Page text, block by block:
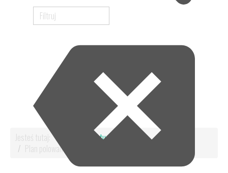
Jesteś tutaj:
Aktualności
Plan polowań zbiorowych na terenach łowieckich 71 i 75